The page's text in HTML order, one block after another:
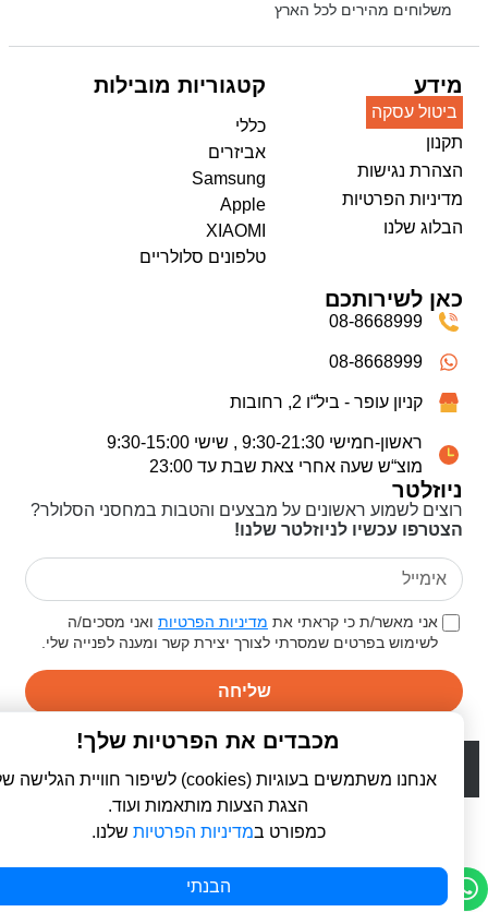
משלוחים מהירים לכל הארץ
ניוזלטר
רוצים לשמוע ראשונים על מבצעים והטבות במחסני הסלולר?
הצטרפו עכשיו לניוזלטר שלנו!
אני מאשר/ת כי קראתי אתמדיניות הפרטיותואני מסכים/ה
לשימוש בפרטים שמסרתי לצורך יצירת קשר ומענה לפנייה שלי.
שליחה
מידע
ביטול עסקה
תקנון
הצהרת נגישות
מדיניות הפרטיות
הבלוג שלנו
קטגוריות מובילות
כללי
אביזרים
Samsung
Apple
XIAOMI
טלפונים סלולריים
כאן לשירותכם
08-8668999
08-8668999
קניון עופר - ביל“ו 2, רחובות
ראשון-חמישי 9:30-21:30 , שישי 9:30-15:00
מוצ“ש שעה אחרי צאת שבת עד 23:00
WebDigital | וובדיגיטל - עיצוב ובניית אתרים
מכבדים את הפרטיות שלך!
אנחנו משתמשים בעוגיות (cookies) לשיפור חוויית הגלישה שלך,
הצגת הצעות מותאמות ועוד.
כמפורט במדיניות הפרטיותשלנו.
הבנתי